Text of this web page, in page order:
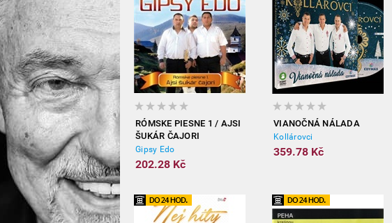
RÓMSKE PIESNE 1 / AJSI
ŠUKÁR ČAJORI
Gipsy Edo
202.28 Kč
VIANOČNÁ NÁLADA
Kollárovci
359.78 Kč